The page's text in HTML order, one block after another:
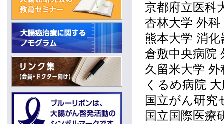
京都府立医科
杏林大学 外科
熊本大学 消化
倉敷中央病院
久留米大学 外
くるめ病院
国立がん研究
国立国際医療